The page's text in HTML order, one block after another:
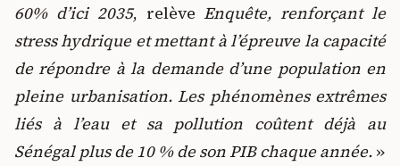
60% d’ici 2035, relève Enquête, renforçant le
stress hydrique et mettant à l’épreuve la capacité
de répondre à la demande d’une population en
pleine urbanisation. Les phénomènes extrêmes
liés à l’eau et sa pollution coûtent déjà au
Sénégal plus de 10 % de son PIB chaque année. »